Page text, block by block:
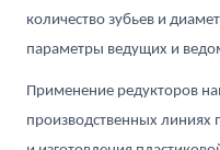
количество зубьев и
параметры ведущих и
Применение редукторов
производственных